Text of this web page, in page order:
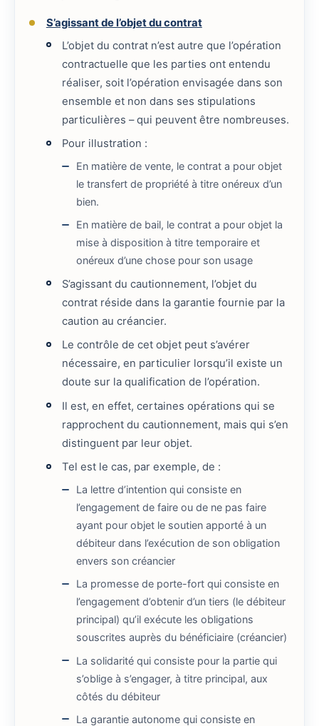
S’agissant de l’objet du contrat
L’objet du contrat n’est autre que l’opération
contractuelle que les parties ont entendu
réaliser, soit l’opération envisagée dans son
ensemble et non dans ses stipulations
particulières – qui peuvent être nombreuses.
Pour illustration :
En matière de vente, le contrat a pour objet
le transfert de propriété à titre onéreux d’un
bien.
En matière de bail, le contrat a pour objet la
mise à disposition à titre temporaire et
onéreux d’une chose pour son usage
S’agissant du cautionnement, l’objet du
contrat réside dans la garantie fournie par la
caution au créancier.
Le contrôle de cet objet peut s’avérer
nécessaire, en particulier lorsqu’il existe un
doute sur la qualification de l’opération.
Il est, en effet, certaines opérations qui se
rapprochent du cautionnement, mais qui s’en
distinguent par leur objet.
Tel est le cas, par exemple, de :
La lettre d’intention qui consiste en
l’engagement de faire ou de ne pas faire
ayant pour objet le soutien apporté à un
débiteur dans l’exécution de son obligation
envers son créancier
La promesse de porte-fort qui consiste en
l’engagement d’obtenir d’un tiers (le débiteur
principal) qu’il exécute les obligations
souscrites auprès du bénéficiaire (créancier)
La solidarité qui consiste pour la partie qui
s’oblige à s’engager, à titre principal, aux
côtés du débiteur
La garantie autonome qui consiste en